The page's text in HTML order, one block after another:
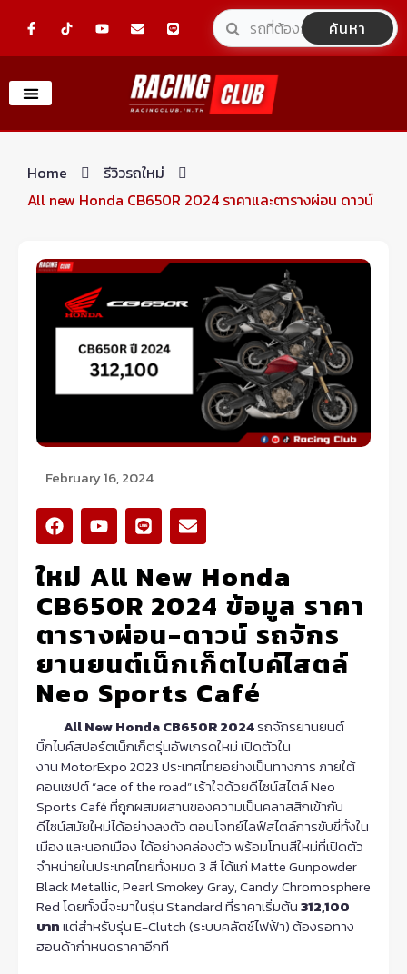
F
a
e
o
o
-
o
t
n
e
l
o
p
e
L
i
e
ค้นหา
Home
รีวิวรถใหม่
All new Honda CB650R 2024 ราคาและตารางผ่อน ดาวน์
February 16, 2024
F
a
c
e
b
o
o
k
Y
o
u
t
u
b
e
L
i
n
e
E
n
v
e
l
o
p
e
ใหม่ All New Honda
CB650R 2024 ข้อมูล ราคา
ตารางผ่อน-ดาวน์ รถจักร
ยานยนต์เน็กเก็ตไบค์ไสตล์
Neo Sports Café
All New Honda CB650R 2024รถจักรยานยนต์
บิ๊กไบค์สปอร์ตเน็กเก็ตรุ่นอัพเกรดใหม่ เปิดตัวใน
งาน MotorExpo 2023 ประเทศไทยอย่างเป็นทางการ ภายใต้
คอนเซปต์ “ace of the road” เร้าใจด้วยดีไซน์สไตล์ Neo
Sports Café ที่ถูกผสมผสานของความเป็นคลาสสิกเข้ากับ
ดีไซน์สมัยใหม่ได้อย่างลงตัว ตอบโจทย์ไลฟ์สไตล์การขับขี่ทั้งใน
เมือง และนอกเมือง ได้อย่างคล่องตัว พร้อมโทนสีใหม่ที่เปิดตัว
จำหน่ายในประเทศไทยทั้งหมด 3 สี ได้แก่ Matte Gunpowder
Black Metallic, Pearl Smokey Gray, Candy Chromosphere
Red โดยทั้งนี้จะมาในรุ่น Standard ที่ราคาเริ่มต้น312,100
บาทแต่สำหรับรุ่น E-Clutch (ระบบคลัตช์ไฟฟ้า) ต้องรอทาง
ฮอนด้ากำหนดราคาอีกที